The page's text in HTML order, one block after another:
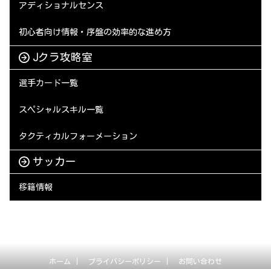
アディショナルセンス
初心者向け情報・序盤の効率的な進め方
Jクラ攻略室
選手カード一覧
スペシャルスキル一覧
タクティカルフォーメーション
サッカー
移籍情報
ホーム プライバシーポリシー お問い合わせ